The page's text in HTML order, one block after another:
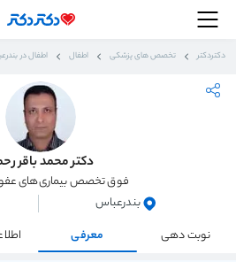
دکتردکتر تخصص های پزشکی اطفال اطفال در
دکتر محمد باقر
فوق تخصص بیماری‌های
بندرعباس
نوبت دهی
معرفی